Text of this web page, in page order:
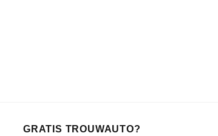
GRATIS TROUWAUTO?